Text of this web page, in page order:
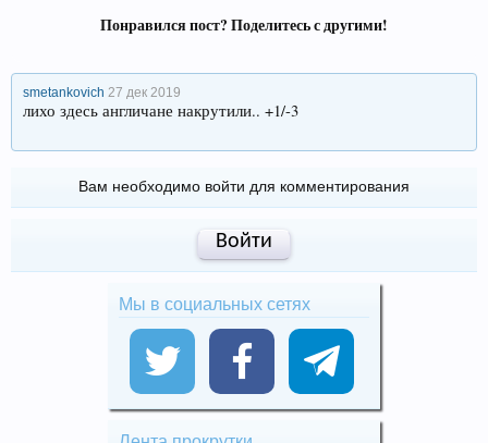
Понравился пост? Поделитесь с другими!
smetankovich 27 дек 2019
лихо здесь англичане накрутили.. +1/-3
Вам необходимо войти для комментирования
Войти
Мы в социальных сетях